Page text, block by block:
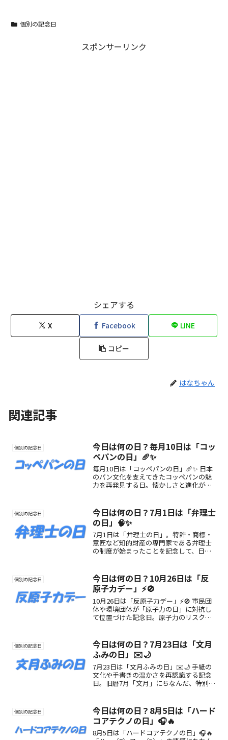
個別の記念日
スポンサーリンク
シェアする
X Facebook LINE
コピー
はなちゃん
関連記事
個別の記念日
今日は何の日？毎月10日は「コッ
ペパンの日」🥖✨
毎月10日は「コッペパンの日」🥖✨ 日本
のパン文化を支えてきたコッペパンの魅
力を再発見する日。懐かしさと進化が融
個別の記念日
今日は何の日？7月1日は「弁理士
の日」🧠✨
7月1日は「弁理士の日」。特許・商標・
意匠など知的財産の専門家である弁理士
の制度が始まったことを記念して、日本
個別の記念日
今日は何の日？10月26日は「反
原子力デー」⚡🚫
10月26日は「反原子力デー」⚡🚫 市民団
体や環境団体が「原子力の日」に対抗し
て位置づけた記念日。原子力のリスクや
個別の記念日
今日は何の日？7月23日は「文月
ふみの日」✉️🌙
7月23日は「文月ふみの日」✉️🌙 手紙の
文化や手書きの温かさを再認識する記念
日。旧暦7月「文月」にちなんだ、特別
個別の記念日
今日は何の日？8月5日は「ハード
コアテクノの日」🎧🔥
8月5日は「ハードコアテクノの日」🎧🔥